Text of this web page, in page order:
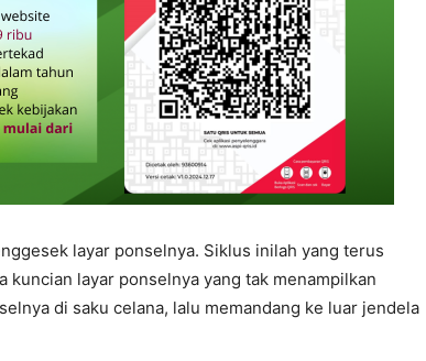
layar ponselnya. Siklus inilah yang terus
layar ponselnya yang tak menampilkan
di saku celana, lalu memandang ke luar jendela